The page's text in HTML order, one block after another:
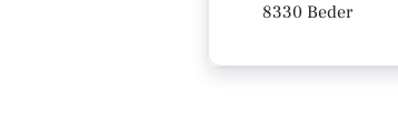
8330 Beder